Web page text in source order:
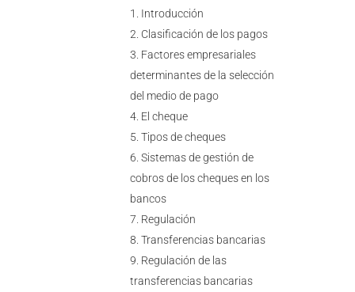
Introducción
Clasificación de los pagos
Factores empresariales
determinantes de la selección
del medio de pago
El cheque
Tipos de cheques
Sistemas de gestión de
cobros de los cheques en los
bancos
Regulación
Transferencias bancarias
Regulación de las
transferencias bancarias